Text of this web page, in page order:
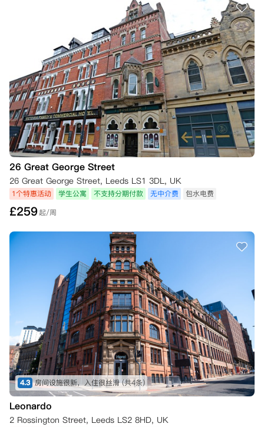
26 Great George Street
26 Great George Street, Leeds LS1 3DL, UK
1个特惠活动 学生公寓 不支持分期付款 无中介费 包水电费
£259起/周
4.3 房间设施很新，入住很丝滑 (共4条)
Leonardo
2 Rossington Street, Leeds LS2 8HD, UK